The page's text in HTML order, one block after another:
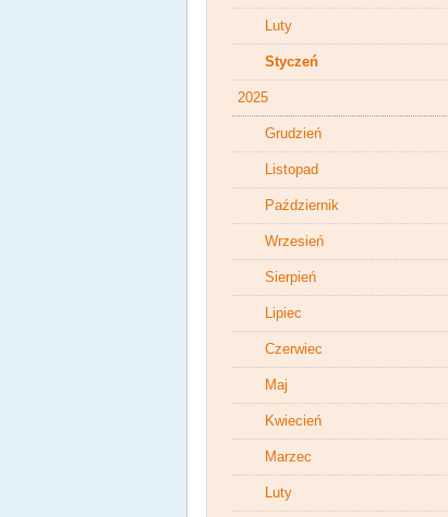
Luty
Styczeń
2025
Grudzień
Listopad
Październik
Wrzesień
Sierpień
Lipiec
Czerwiec
Maj
Kwiecień
Marzec
Luty